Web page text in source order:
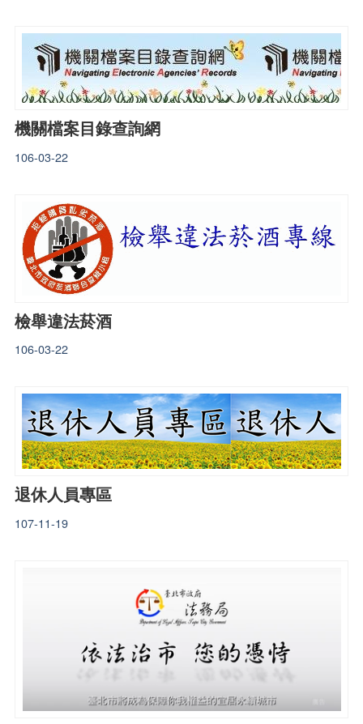
機關檔案目錄查詢網
106-03-22
檢舉違法菸酒
106-03-22
退休人員專區
107-11-19